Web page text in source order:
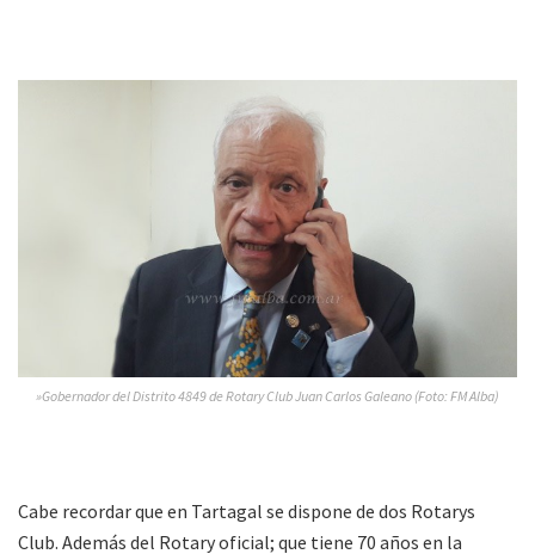
»Gobernador del Distrito 4849 de Rotary Club Juan Carlos Galeano (Foto: FM Alba)
Cabe recordar que en Tartagal se dispone de dos Rotarys
Club. Además del Rotary oficial; que tiene 70 años en la